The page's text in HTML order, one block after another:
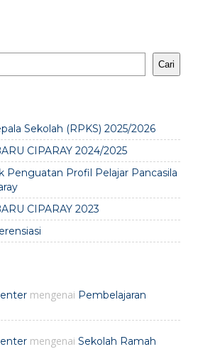
Cari
Sekolah (RPKS) 2025/2026
CIPARAY 2024/2025
Penguatan Profil Pelajar Pancasila
CIPARAY 2023
mengenai Pembelajaran
mengenai Sekolah Ramah